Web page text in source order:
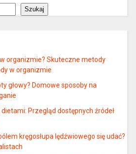
Szukaj
organizmie? Skuteczne metody
w organizmie
głowy? Domowe sposoby na
Przegląd dostępnych źródeł
kręgosłupa lędźwiowego się udać?